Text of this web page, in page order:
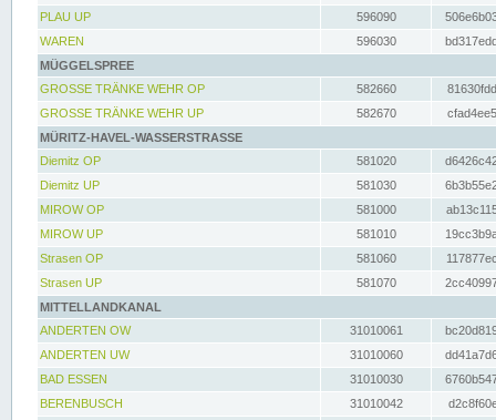
PLAU UP
596090
WAREN
596030
MÜGGELSPREE
GROSSE TRÄNKE WEHR OP
582660
GROSSE TRÄNKE WEHR UP
582670
MÜRITZ-HAVEL-WASSERSTRASSE
Diemitz OP
581020
Diemitz UP
581030
MIROW OP
581000
MIROW UP
581010
Strasen OP
581060
Strasen UP
581070
MITTELLANDKANAL
ANDERTEN OW
31010061
ANDERTEN UW
31010060
BAD ESSEN
31010030
BERENBUSCH
31010042